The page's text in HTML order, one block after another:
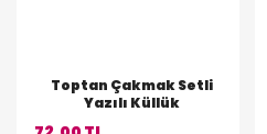
Toptan Çakmak Setli
Yazılı Küllük